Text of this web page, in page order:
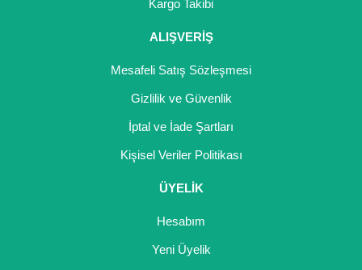
Kargo Takibi
ALIŞVERİŞ
Mesafeli Satış Sözleşmesi
Gizlilik ve Güvenlik
İptal ve İade Şartları
Kişisel Veriler Politikası
ÜYELİK
Hesabım
Yeni Üyelik